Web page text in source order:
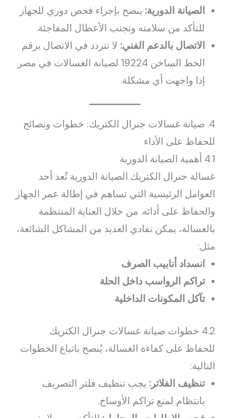
الصيانة الدورية: ينصح بإجراء فحص دوري للجهاز
للتأكد من سلامته وتجنب الأعطال المفاجئة.
الاتصال بالدعم الفني: لا تتردد في الاتصال برقم
الخط الساخن 19224 لصيانة الغسالات في مصر
إذا واجهت أي مشكلة.
4. صيانة غسالات جنرال الكتريك: خطوات ونصائح
للحفاظ على الأداء
4.1 أهمية الصيانة الدورية
غسالة جنرال الكتريك الصيانة الدورية تُعد أحد
العوامل الرئيسية التي تساهم في إطالة عمر الجهاز
والحفاظ على أدائه. من خلال العناية المنتظمة
بالغسالة، يمكن تفادي العديد من المشاكل الشائعة،
مثل:
انسداد أنابيب الصرف
تراكم الرواسب داخل الحلة
تآكل المكونات الداخلية
4.2 خطوات صيانة غسالات جنرال الكتريك
للحفاظ على كفاءة الغسالة، يُنصح باتباع الخطوات
التالية:
تنظيف الفلاتر: يجب تنظيف فلتر التصريف
بانتظام لمنع تراكم الأوساخ.